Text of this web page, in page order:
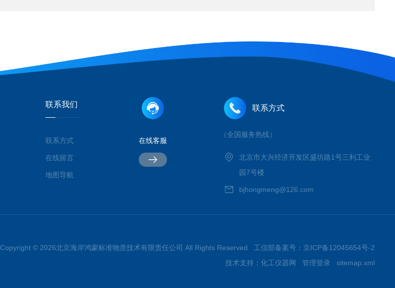
联系我们
联系方式
在线留言
地图导航
在线客服
联系方式
（全国服务热线）
北京市大兴经济开发区盛坊路1号三利工业
园7号楼
bjhongmeng@126.com
Copyright © 2026北京海岸鸿蒙标准物质技术有限责任公司 All Rights Reserved 工信部备案号： 京ICP备12045654号-2
技术支持： 化工仪器网 管理登录 sitemap.xml